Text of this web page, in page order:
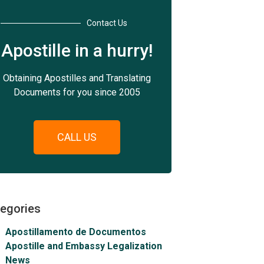
Contact Us
Apostille in a hurry!
Obtaining Apostilles and Translating
Documents for you since 2005
CALL US
Apostillamento de Documentos
Apostille and Embassy Legalization
News